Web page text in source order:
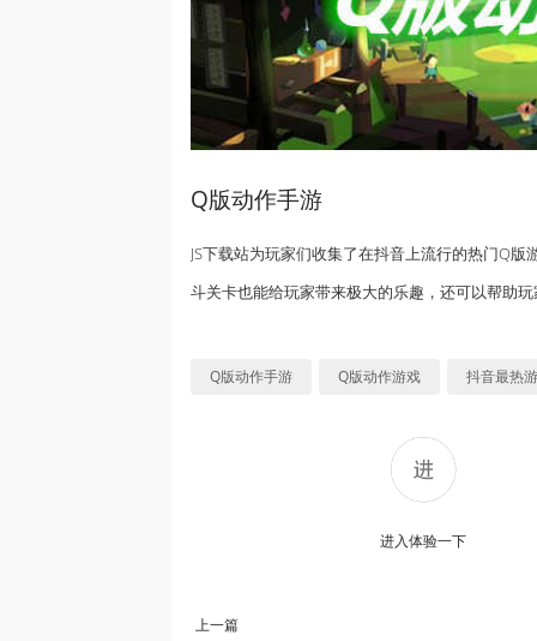
Q版动作手游
JS下载站为玩家们收集了在抖音上流行的热门Q
斗关卡也能给玩家带来极大的乐趣，还可以帮助
Q版动作手游 Q版动作游戏 抖音最热
进入体验一下
上一篇